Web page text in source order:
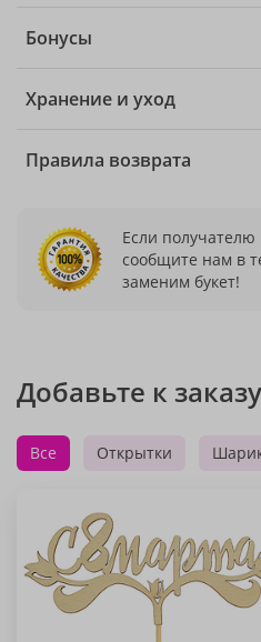
Бонусы
Хранение и уход
Правила возврата
Если получателю
сообщите нам в
заменим букет!
Добавьте к заказу
Все Открытки